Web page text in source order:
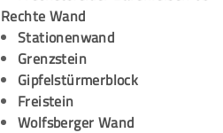
Rechte Wand
Stationenwand
Grenzstein
Gipfelstürmerblock
Freistein
Wolfsberger Wand